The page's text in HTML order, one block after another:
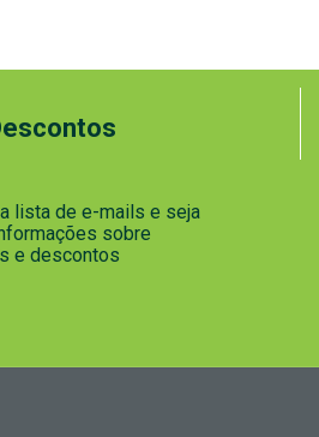
lista de e-mails e seja
sobre
e descontos